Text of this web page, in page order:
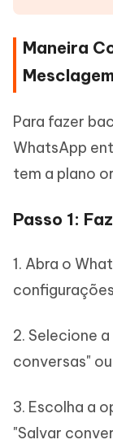
Maneira
Para fazer
WhatsApp
tem a plano
Passo 1:
1. Abra o
2. Selecione
conversas"
3. Escolha a
"Salvar